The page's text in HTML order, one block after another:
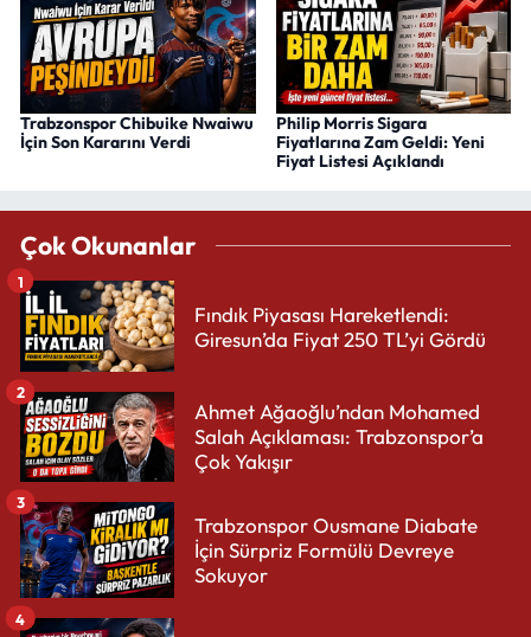
Trabzonspor Chibuike Nwaiwu
İçin Son Kararını Verdi
Philip Morris Sigara
Fiyatlarına Zam Geldi: Yeni
Fiyat Listesi Açıklandı
Çok Okunanlar
Fındık Piyasası Hareketlendi:
Giresun’da Fiyat 250 TL’yi Gördü
1
Ahmet Ağaoğlu’ndan Mohamed
Salah Açıklaması: Trabzonspor’a
Çok Yakışır
2
Trabzonspor Ousmane Diabate
İçin Sürpriz Formülü Devreye
Sokuyor
3
4